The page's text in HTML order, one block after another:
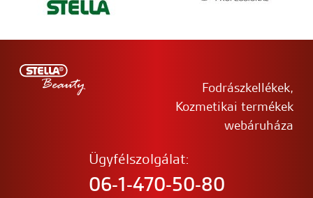
Fodrászkellékek,
Kozmetikai termékek
webáruháza
Ügyfélszolgálat:
06-1-470-50-80